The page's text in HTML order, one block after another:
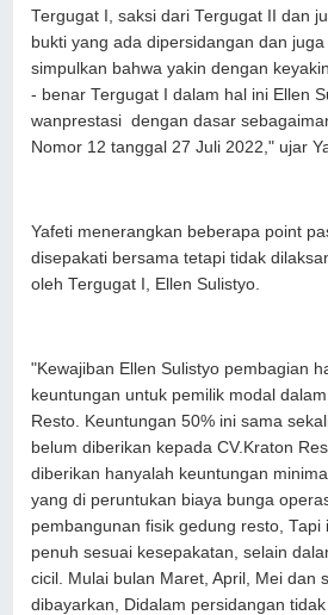
Tergugat I, saksi dari Tergugat II dan
bukti yang ada dipersidangan dan
simpulkan bahwa yakin dengan
- benar Tergugat I dalam hal ini Ellen
wanprestasi dengan dasar
Nomor 12 tanggal 27 Juli 2022," ujar
Yafeti menerangkan beberapa point
disepakati bersama tetapi tidak
oleh Tergugat I, Ellen Sulistyo.
"Kewajiban Ellen Sulistyo pembagian
keuntungan untuk pemilik modal
Resto. Keuntungan 50% ini sama
belum diberikan kepada CV.Kraton
diberikan hanyalah keuntungan
yang di peruntukan biaya bunga
pembangunan fisik gedung resto, Tapi
penuh sesuai kesepakatan, selain
cicil. Mulai bulan Maret, April, Mei dan
dibayarkan, Didalam persidangan